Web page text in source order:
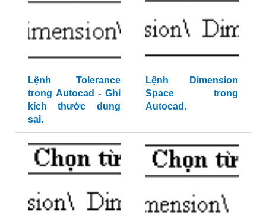
Lệnh Tolerance
trong Autocad - Ghi
kích thước dung
sai.
Lệnh Dimension
Space trong
Autocad.